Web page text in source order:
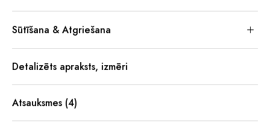
Sūtīšana & Atgriešana
Detalizēts apraksts, izmēri
Atsauksmes (4)